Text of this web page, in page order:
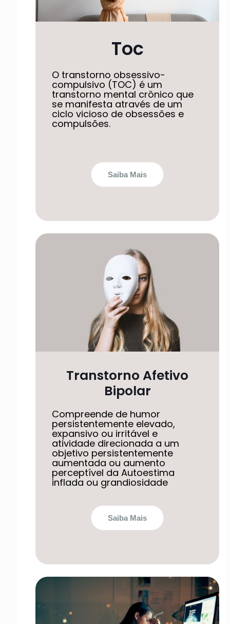
Toc
O transtorno obsessivo-
compulsivo (TOC) é um
transtorno mental crônico que
se manifesta através de um
ciclo vicioso de obsessões e
compulsões.
Saiba Mais
Transtorno Afetivo
Bipolar
Compreende de humor
persistentemente elevado,
expansivo ou irritável e
atividade direcionada a um
objetivo persistentemente
aumentada ou aumento
perceptível da Autoestima
inflada ou grandiosidade
Saiba Mais